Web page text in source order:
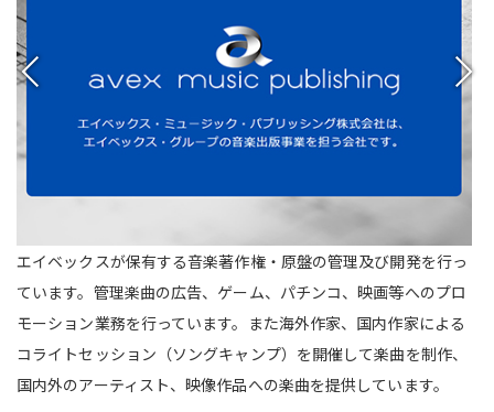
エイベックスが保有する音楽著作権・原盤の管理及び開発を行っ
ています。管理楽曲の広告、ゲーム、パチンコ、映画等へのプロ
モーション業務を行っています。また海外作家、国内作家による
コライトセッション（ソングキャンプ）を開催して楽曲を制作、
国内外のアーティスト、映像作品への楽曲を提供しています。